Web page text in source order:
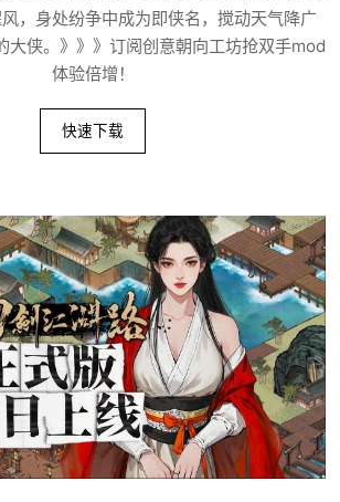
，身处纷争中成为即侠名，搅动天气降广
大侠。》》》订阅创意朝向工坊抢双手mod
体验倍增！
快速下载